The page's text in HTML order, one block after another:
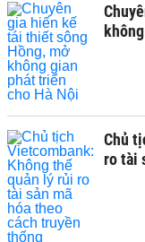
Chủ
ro tài